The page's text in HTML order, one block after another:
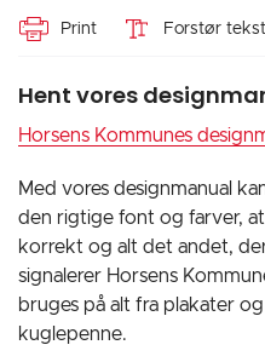
Print Forstør tekst
Hent vores
Horsens Kommunes
Med vores designmanual
den rigtige font og farver,
korrekt og alt det andet,
signalerer Horsens
bruges på alt fra plakater
kuglepenne.